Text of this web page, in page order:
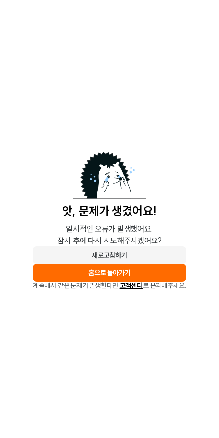
앗, 문제가 생겼어요!
일시적인 오류가 발생했어요.
잠시 후에 다시 시도해주시겠어요?
새로고침하기
홈으로 돌아가기
계속해서 같은 문제가 발생한다면 고객센터로 문의해주세요.